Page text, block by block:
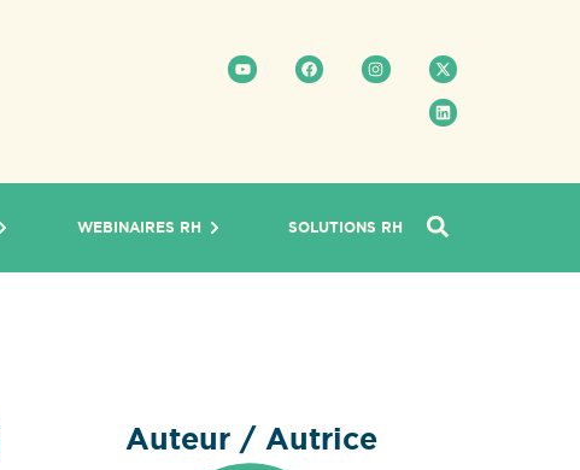
WEBINAIRES RH SOLUTIONS RH
Auteur / Autrice